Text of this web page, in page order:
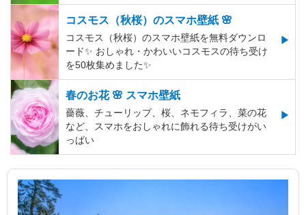
コスモス（秋桜）のスマホ壁紙 🌸
コスモス（秋桜）のスマホ壁紙を無料ダウンロ
ード✨️ おしゃれ・かわいいコスモスの待ち受け
を50枚集めました✨️
春のお花 🌸 スマホ壁紙
薔薇、チューリップ、桜、ネモフィラ、菜の花
など、スマホをおしゃれに飾れる待ち受けがい
っぱい